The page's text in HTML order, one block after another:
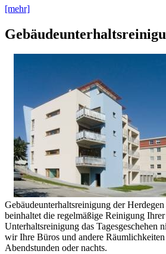
[mehr]
Gebäudeunterhaltsreinigung der
beinhaltet die regelmäßige Reinigung
Unterhaltsreinigung das Tagesgeschehen
wir Ihre Büros und andere Räumlichkeiten
Abendstunden oder nachts.